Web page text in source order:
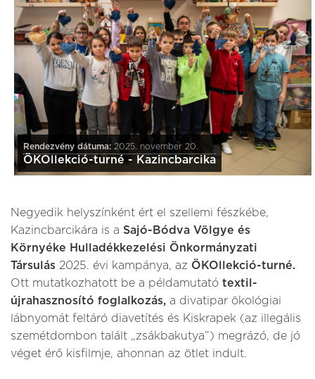
Rendezvény dátuma: 2025. november 20.
ÖKOllekció-turné - Kazincbarcika
Negyedik helyszínként ért el szellemi fészkébe,
Kazincbarcikára is a Sajó-Bódva Völgye és
Környéke Hulladékkezelési Önkormányzati
Társulás 2025. évi kampánya, az ÖKOllekció-turné.
Ott mutatkozhatott be a példamutató textil-
újrahasznosító foglalkozás, a divatipar ökológiai
lábnyomát feltáró diavetítés és Kiskrapek (az illegális
szemétdombon talált „zsákbakutya”) megrázó, de jó
véget érő kisfilmje, ahonnan az ötlet indult.